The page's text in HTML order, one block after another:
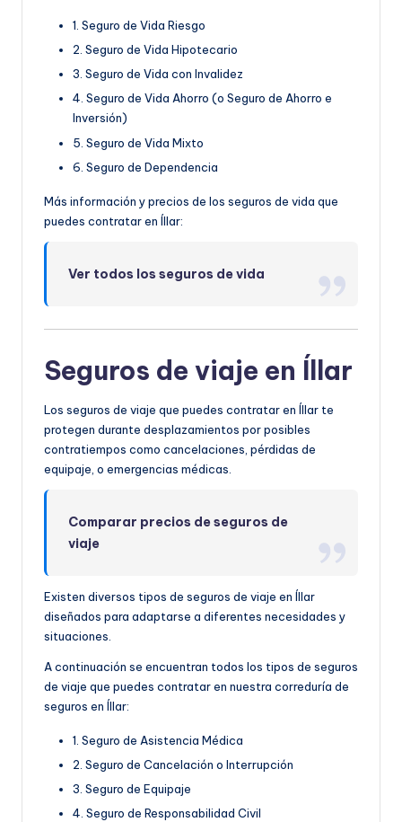
1. Seguro de Vida Riesgo
2. Seguro de Vida Hipotecario
3. Seguro de Vida con Invalidez
4. Seguro de Vida Ahorro (o Seguro de Ahorro e
Inversión)
5. Seguro de Vida Mixto
6. Seguro de Dependencia
Más información y precios de los seguros de vida que
puedes contratar en Íllar:
Ver todos los seguros de vida
Seguros de viaje en Íllar
Los seguros de viaje que puedes contratar en Íllar te
protegen durante desplazamientos por posibles
contratiempos como cancelaciones, pérdidas de
equipaje, o emergencias médicas.
Comparar precios de seguros de
viaje
Existen diversos tipos de seguros de viaje en Íllar
diseñados para adaptarse a diferentes necesidades y
situaciones.
A continuación se encuentran todos los tipos de seguros
de viaje que puedes contratar en nuestra correduría de
seguros en Íllar:
1. Seguro de Asistencia Médica
2. Seguro de Cancelación o Interrupción
3. Seguro de Equipaje
4. Seguro de Responsabilidad Civil